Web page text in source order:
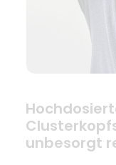
unbesorgt